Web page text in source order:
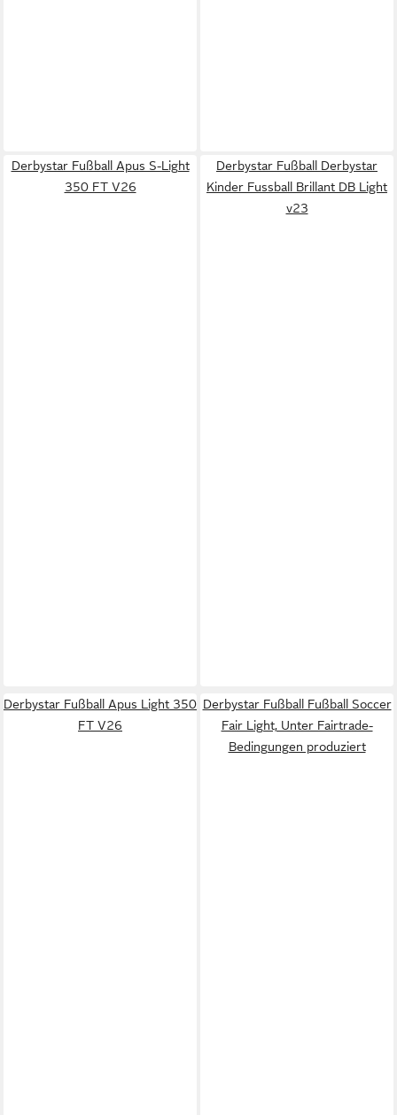
Derbystar Fußball Apus S-Light
350 FT V26
Derbystar Fußball Derbystar
Kinder Fussball Brillant DB Light
v23
Derbystar Fußball Apus Light 350
FT V26
Derbystar Fußball Fußball Soccer
Fair Light, Unter Fairtrade-
Bedingungen produziert